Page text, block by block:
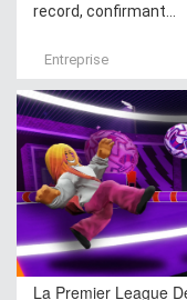
record, confirmant...
Entreprise
La Premier League